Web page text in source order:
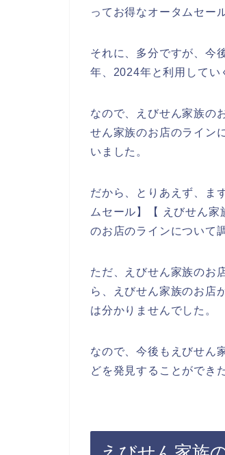
ってお得なオータムセー
それに、多分ですが、今
年、2024年と利用してい
なので、えびせん家族の
せん家族のお店のライン
いました。
だから、とりあえず、ま
ムセール】【 えびせん
のお店のラインについて
ただ、えびせん家族のお
ら、えびせん家族のお店
は分かりませんでした。
なので、今後もえびせん
どを発見することができ